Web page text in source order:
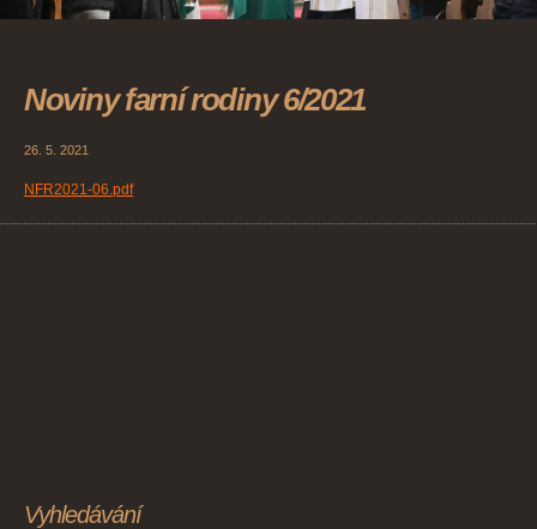
Noviny farní rodiny 6/2021
26. 5. 2021
NFR2021-06.pdf
Vyhledávání